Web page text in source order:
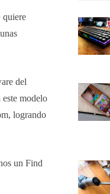
quiere
del
modelo
logrando
un Find